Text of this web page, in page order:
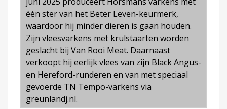
één ster van het Beter Leven-keurmerk,
waardoor hij minder dieren is gaan houden.
Zijn vleesvarkens met krulstaarten worden
geslacht bij Van Rooi Meat. Daarnaast
verkoopt hij eerlijk vlees van zijn Black Angus-
en Hereford-runderen en van met speciaal
gevoerde TN Tempo-varkens via
greunlandj.nl.